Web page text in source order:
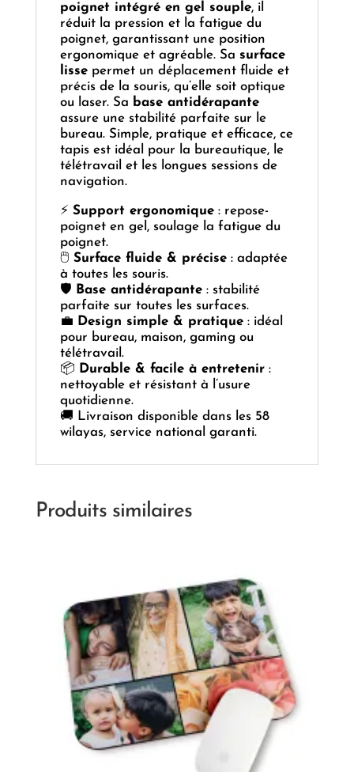
poignet intégré en gel souple, il
réduit la pression et la fatigue du
poignet, garantissant une position
ergonomique et agréable. Sa surface
lissepermet un déplacement fluide et
précis de la souris, qu’elle soit optique
ou laser. Sa base antidérapante
assure une stabilité parfaite sur le
bureau. Simple, pratique et efficace, ce
tapis est idéal pour la bureautique, le
télétravail et les longues sessions de
navigation.
⚡ Support ergonomique: repose-
poignet en gel, soulage la fatigue du
poignet.
🖱️ Surface fluide & précise: adaptée
à toutes les souris.
🛡️ Base antidérapante: stabilité
parfaite sur toutes les surfaces.
💼 Design simple & pratique: idéal
pour bureau, maison, gaming ou
télétravail.
📦 Durable & facile à entretenir:
nettoyable et résistant à l’usure
quotidienne.
🚚 Livraison disponible dans les 58
wilayas, service national garanti.
Produits similaires